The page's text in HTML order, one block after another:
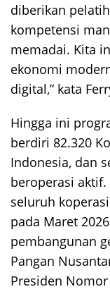
diberikan
kompetensi
memadai. Kita
ekonomi
digital,” kata
Hingga ini
berdiri 82.320
Indonesia, dan
beroperasi
seluruh
pada Maret
pembangunan
Pangan
Presiden